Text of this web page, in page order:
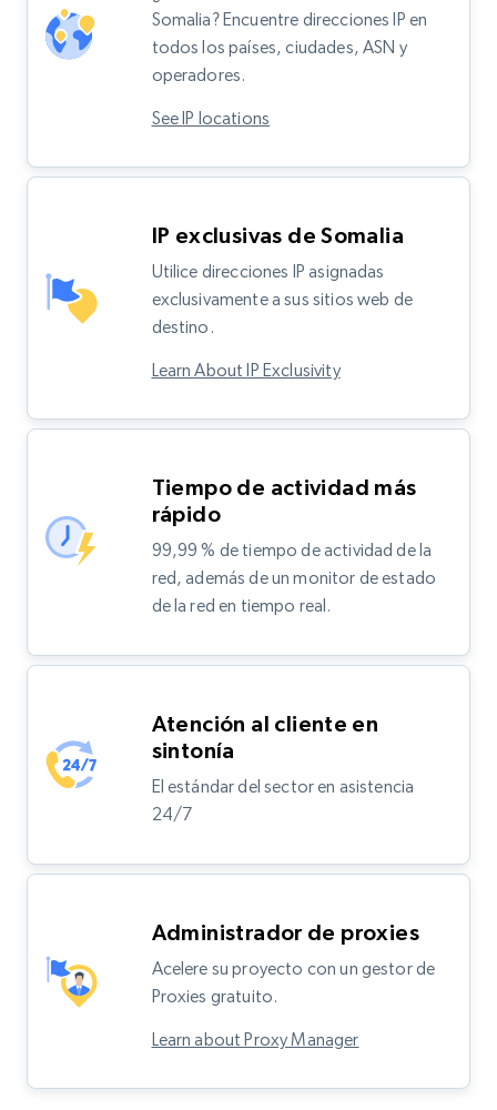
Somalia? Encuentre direcciones IP en
todos los países, ciudades, ASN y
operadores.
See IP locations
IP exclusivas de Somalia
Utilice direcciones IP asignadas
exclusivamente a sus sitios web de
destino.
Learn About IP Exclusivity
Tiempo de actividad más
rápido
99,99 % de tiempo de actividad de la
red, además de un monitor de estado
de la red en tiempo real.
Atención al cliente en
sintonía
El estándar del sector en asistencia
24/7
Administrador de proxies
Acelere su proyecto con un gestor de
Proxies gratuito.
Learn about Proxy Manager